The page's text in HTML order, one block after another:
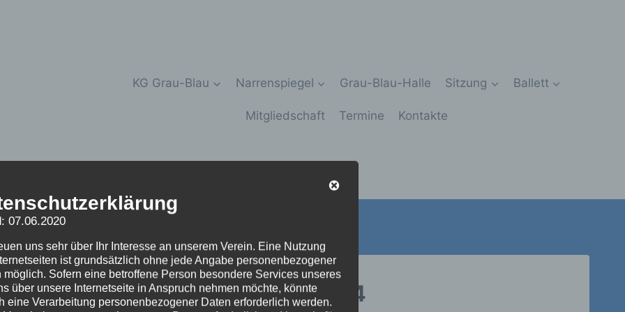
1949 e.V.
KG Grau-Blau Narrenspiegel Grau-Blau-Halle Sitzung Ballett
Mitgliedschaft Termine Kontakte
07.06.2020
uns sehr über Ihr Interesse an unserem Verein. Eine Nutzung
ist grundsätzlich ohne jede Angabe personenbezogener
möglich. Sofern eine betroffene Person besondere Services unseres
über unsere Internetseite in Anspruch nehmen möchte, könnte
eine Verarbeitung personenbezogener Daten erforderlich werden.